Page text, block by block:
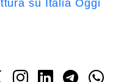
su Italia Oggi